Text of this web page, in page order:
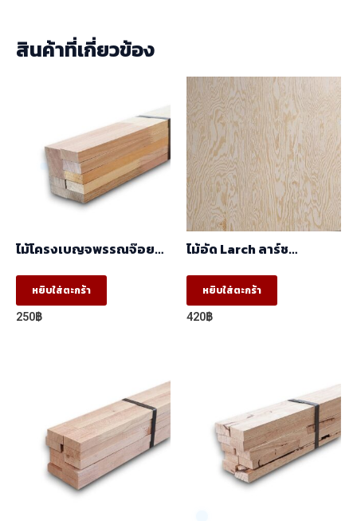
สินค้าที่เกี่ยวข้อง
ไม้โครงเบญจพรรณจ๊อย
มัด(มัด10ท่อน)
หยิบใส่ตะกร้า
250฿
ไม้อัด Larch ลาร์ช
หยิบใส่ตะกร้า
420฿